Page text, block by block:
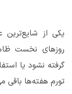
یکی از
روزهای نخست
گرفته نشود یا
تورم هفته‌ها باقی